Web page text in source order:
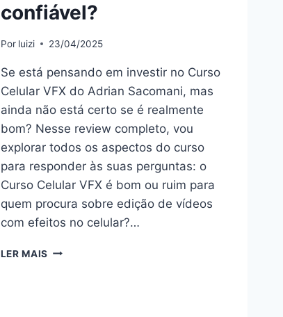
confiável?
Por luizi 23/04/2025
Se está pensando em investir no Curso
Celular VFX do Adrian Sacomani, mas
ainda não está certo se é realmente
bom? Nesse review completo, vou
explorar todos os aspectos do curso
para responder às suas perguntas: o
Curso Celular VFX é bom ou ruim para
quem procura sobre edição de vídeos
com efeitos no celular?…
LER MAIS CURSO